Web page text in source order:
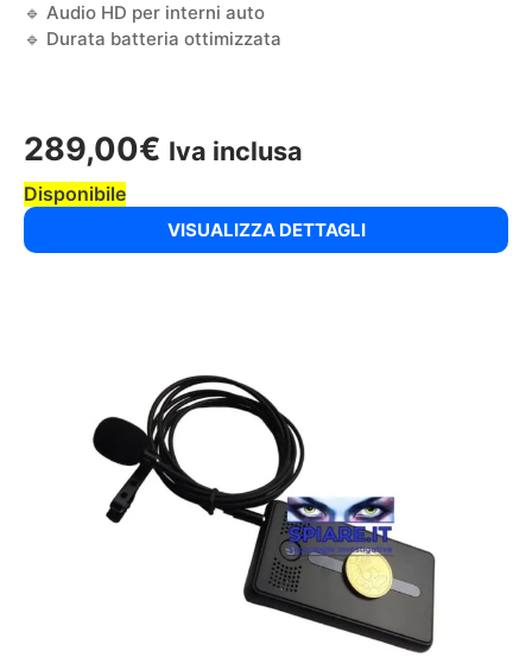
🔹 Audio HD per interni auto
🔹 Durata batteria ottimizzata
289,00€ Iva inclusa
Disponibile
VISUALIZZA DETTAGLI